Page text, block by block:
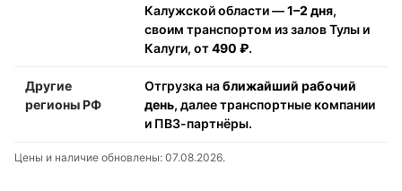
Калужской области —1–2 дня,
своим транспортом из залов Тулы и
Калуги, от490 ₽.
Другие
регионы РФ
Отгрузка наближайший рабочий
день, далее транспортные компании
и ПВЗ-партнёры.
Цены и наличие обновлены: 07.08.2026.